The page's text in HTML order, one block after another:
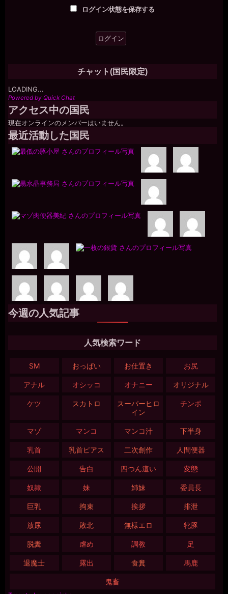
ログイン状態を保存する
チャット(国民限定)
LOADING...
Powered by Quick Chat
アクセス中の国民
現在オンラインのメンバーはいません。
最近活動した国民
今週の人気記事
人気検索ワード
SM おっぱい お仕置き お尻
アナル オシッコ オナニー オリジナル
ケツ スカトロ
スーパーヒロ
イン
チンポ
マゾ マンコ マンコ汁 下半身
乳首 乳首ピアス 二次創作 人間便器
公開 告白 四つん這い 変態
奴隷 妹 姉妹 委員長
巨乳 拘束 挨拶 排泄
放尿 敗北 無様エロ 牝豚
脱糞 虐め 調教 足
退魔士 露出 食糞 馬鹿
鬼畜